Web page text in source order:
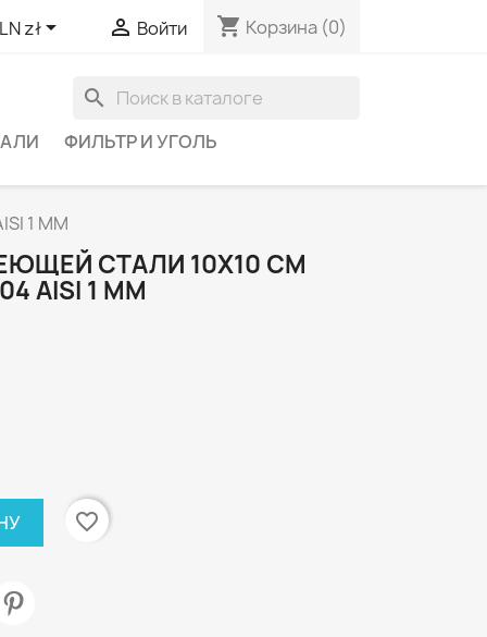
zł  Войти shopping_cart Корзина (0)
search
ФИЛЬТР И УГОЛЬ
1 ММ
СТАЛИ 10X10 СМ
AISI 1 ММ
favorite_border